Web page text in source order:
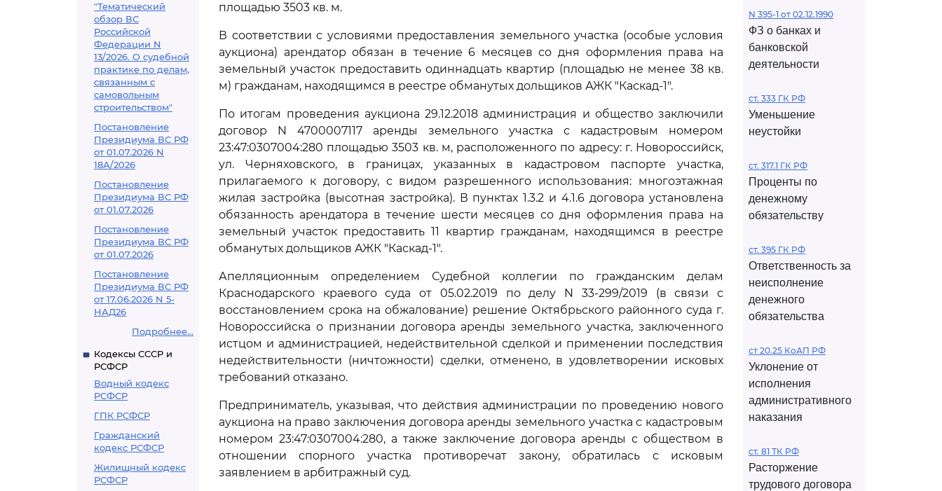
"Тематический
обзор ВС
Российской
Федерации N
13/2026. О судебной
практике по делам,
связанным с
самовольным
строительством"
Постановление
Президиума ВС РФ
от 01.07.2026 N
18А/2026
Постановление
Президиума ВС РФ
от 01.07.2026
Постановление
Президиума ВС РФ
от 01.07.2026
Постановление
Президиума ВС РФ
от 17.06.2026 N 5-
НАД26
Подробнее...
Кодексы СССР и
РСФСР
Водный кодекс
РСФСР
ГПК РСФСР
Гражданский
кодекс РСФСР
Жилищный кодекс
РСФСР
площадью 3503 кв. м.
В соответствии с условиями предоставления земельного участка (особые условия
аукциона) арендатор обязан в течение 6 месяцев со дня оформления права на
земельный участок предоставить одиннадцать квартир (площадью не менее 38 кв.
м) гражданам, находящимся в реестре обманутых дольщиков АЖК "Каскад-1".
По итогам проведения аукциона 29.12.2018 администрация и общество заключили
договор N 4700007117 аренды земельного участка с кадастровым номером
23:47:0307004:280 площадью 3503 кв. м, расположенного по адресу: г. Новороссийск,
ул. Черняховского, в границах, указанных в кадастровом паспорте участка,
прилагаемого к договору, с видом разрешенного использования: многоэтажная
жилая застройка (высотная застройка). В пунктах 1.3.2 и 4.1.6 договора установлена
обязанность арендатора в течение шести месяцев со дня оформления права на
земельный участок предоставить 11 квартир гражданам, находящимся в реестре
обманутых дольщиков АЖК "Каскад-1".
Апелляционным определением Судебной коллегии по гражданским делам
Краснодарского краевого суда от 05.02.2019 по делу N 33-299/2019 (в связи с
восстановлением срока на обжалование) решение Октябрьского районного суда г.
Новороссийска о признании договора аренды земельного участка, заключенного
истцом и администрацией, недействительной сделкой и применении последствия
недействительности (ничтожности) сделки, отменено, в удовлетворении исковых
требований отказано.
Предприниматель, указывая, что действия администрации по проведению нового
аукциона на право заключения договора аренды земельного участка с кадастровым
номером 23:47:0307004:280, а также заключение договора аренды с обществом в
отношении спорного участка противоречат закону, обратилась с исковым
заявлением в арбитражный суд.
N 395-1 от 02.12.1990
ФЗ о банках и
банковской
деятельности
ст. 333 ГК РФ
Уменьшение
неустойки
ст. 317.1 ГК РФ
Проценты по
денежному
обязательству
ст. 395 ГК РФ
Ответственность за
неисполнение
денежного
обязательства
ст 20.25 КоАП РФ
Уклонение от
исполнения
административного
наказания
ст. 81 ТК РФ
Расторжение
трудового договора